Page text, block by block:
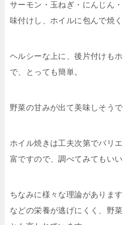
サーモン・玉ねぎ・にんじん
味付けし、ホイルに包んで焼く
ヘルシーな上に、後片付けも
で、とっても簡単。
野菜の甘みが出て美味しそうで
ホイル焼きは工夫次第でバリ
富ですので、調べてみてもい
ちなみに様々な理論がありま
などの栄養が逃げにくく、野